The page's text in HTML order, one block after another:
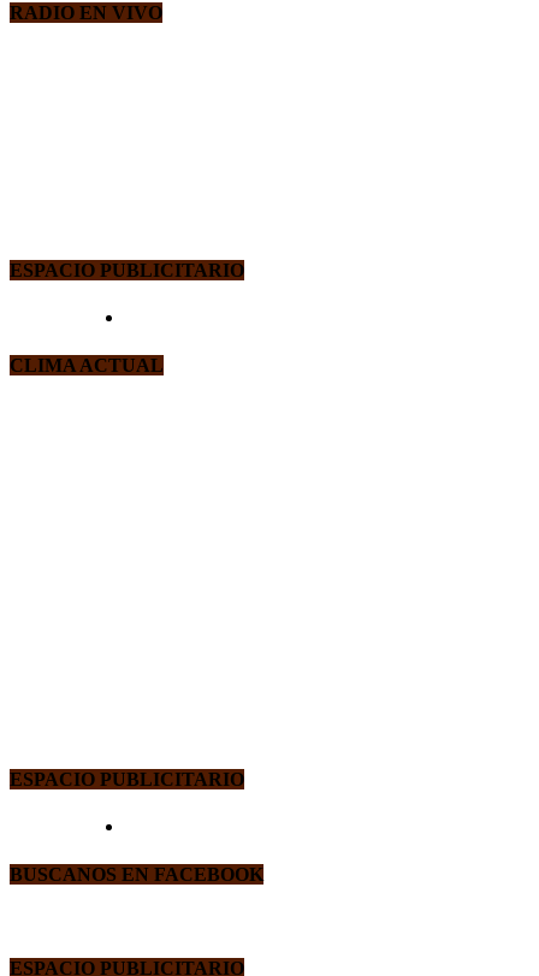
RADIO EN VIVO
ESPACIO PUBLICITARIO
CLIMA ACTUAL
ESPACIO PUBLICITARIO
BUSCANOS EN FACEBOOK
ESPACIO PUBLICITARIO